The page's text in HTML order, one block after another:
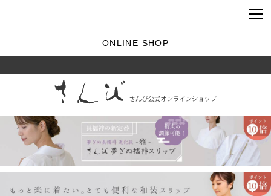
ONLINE SHOP